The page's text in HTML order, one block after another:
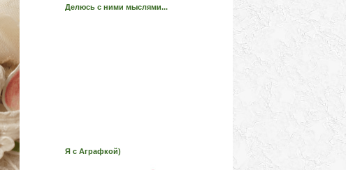
Делюсь с ними мыслями...
Я с Аграфкой)